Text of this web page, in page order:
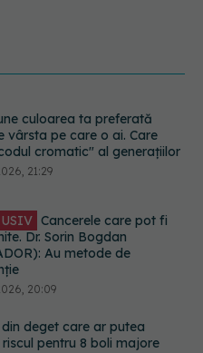
Cancerele care pot fi
Dr. Sorin Bogdan
Au metode de
din deget care ar putea
pentru 8 boli majore
18:34
poate crește brusc
Cine este mai expus